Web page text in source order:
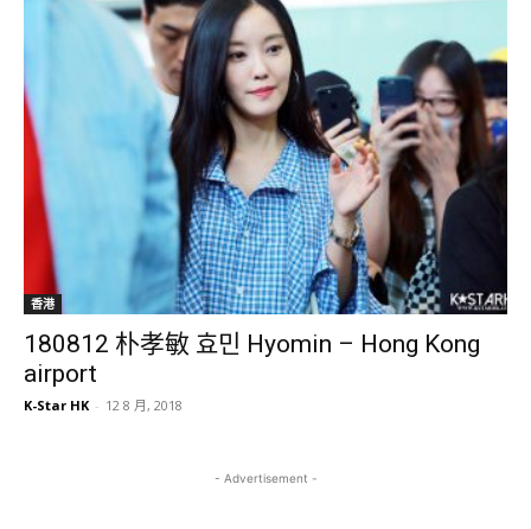
香港
180812 朴孝敏 효민 Hyomin – Hong Kong
airport
K-Star HK - 12 8 月, 2018
- Advertisement -